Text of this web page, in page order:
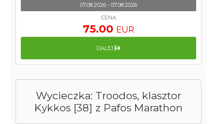
Wycieczka: Troodos, klasztor
Kykkos [38] z Pafos Marathon
07.08.2026 - 07.08.2026
CENA
75.00 EUR
DALEJ